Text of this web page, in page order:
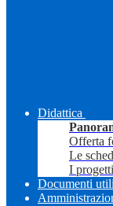
Didattica
Offerta
Le
I
Documenti utili